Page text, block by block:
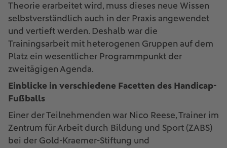
Theorie erarbeitet wird, muss dieses neue Wissen
selbstverständlich auch in der Praxis angewendet
und vertieft werden. Deshalb war die
Trainingsarbeit mit heterogenen Gruppen auf dem
Platz ein wesentlicher Programmpunkt der
zweitägigen Agenda.
Einblicke in verschiedene Facetten des Handicap-
Fußballs
Einer der Teilnehmenden war Nico Reese, Trainer im
Zentrum für Arbeit durch Bildung und Sport (ZABS)
bei der Gold-Kraemer-Stiftung und